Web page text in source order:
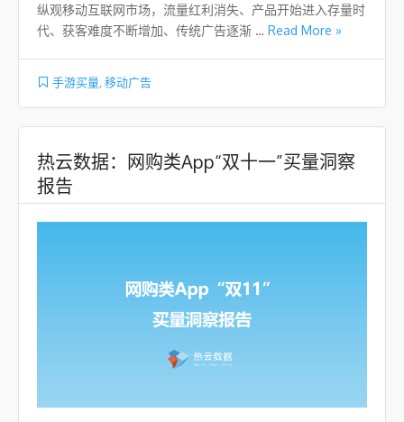
纵观移动互联网市场，流量红利消失、产品开始进入存量时
代、获客难度不断增加、传统广告逐渐 … Read More »
手游买量 移动广告
热云数据：网购类App“双十一”买量洞察
报告